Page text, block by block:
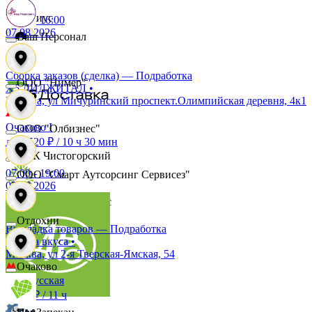
Сириус
Смак
Сомелье
СПК Чистогорский
Супермаркет Солос
Таблоджикс
Твое
Ваш Персонал
ООО "Нимер"
ООО "Олбизнес"
ООО "Смарт Аутсорсинг Сервисез"
Отдохни
Очаково
07:00 -16:00
07.08.2026
Сборка заказов (сделка) — Подработка
X5 ДИДЖИТАЛ •
Москва, ул Мичуринский проспект.Олимпийская деревня, 4к1
Очаково I
до 5 520 ₽ / 10 ч 30 мин
07:00-19:00
07.08.2026
Выкладка товаров — Подработка
Азбука вкуса•
Москва, ул 2-я Тверская-Ямская, 54
Белорусская
3 905 ₽/11 ч